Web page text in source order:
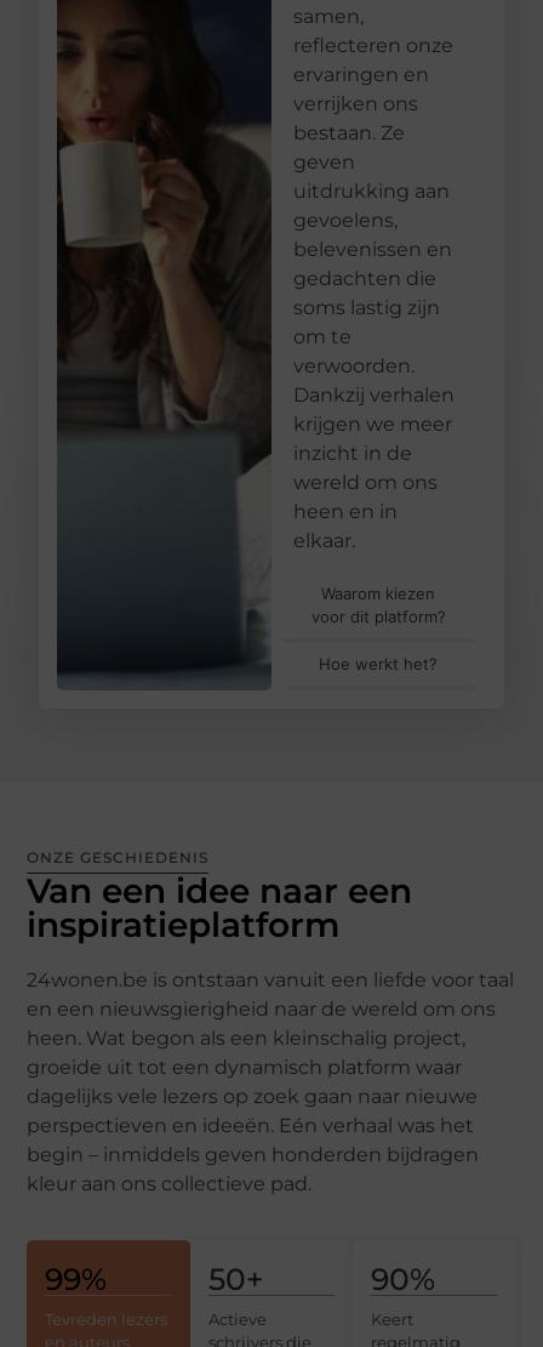
Waarom kiezen
voor dit platform?
Hoe werkt het?
samen,
reflecteren onze
ervaringen en
verrijken ons
bestaan. Ze
geven
uitdrukking aan
gevoelens,
belevenissen en
gedachten die
soms lastig zijn
om te
verwoorden.
Dankzij verhalen
krijgen we meer
inzicht in de
wereld om ons
heen en in
elkaar.
ONZE GESCHIEDENIS
Van een idee naar een
inspiratieplatform
24wonen.be is ontstaan vanuit een liefde voor taal
en een nieuwsgierigheid naar de wereld om ons
heen. Wat begon als een kleinschalig project,
groeide uit tot een dynamisch platform waar
dagelijks vele lezers op zoek gaan naar nieuwe
perspectieven en ideeën. Eén verhaal was het
begin – inmiddels geven honderden bijdragen
kleur aan ons collectieve pad.
99%
Tevreden lezers
en auteurs
50+
Actieve
schrijvers die
90%
Keert
regelmatig